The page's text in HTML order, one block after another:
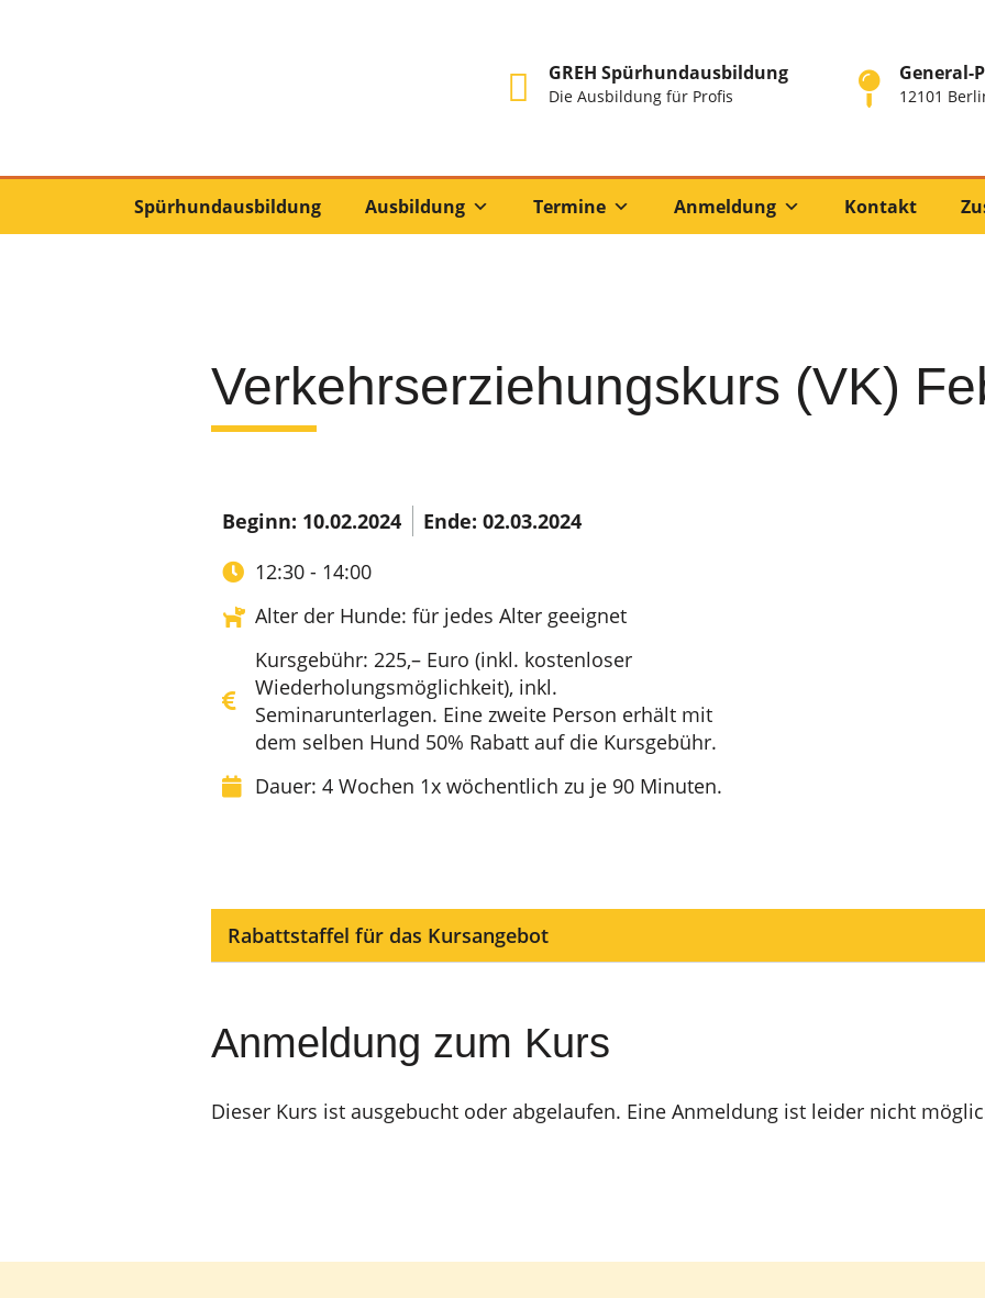
GREH Spürhundausbildung
Die Ausbildung für Profis
General-
12101
Spürhundausbildung Ausbildung Termine Anmeldung Kontakt
Verkehrserziehungskurs (VK)
Beginn: 10.02.2024
Ende: 02.03.2024
12:30 - 14:00
Alter der Hunde: für jedes Alter geeignet
Kursgebühr: 225,– Euro (inkl. kostenloser
Wiederholungsmöglichkeit), inkl.
Seminarunterlagen. Eine zweite Person erhält mit
dem selben Hund 50% Rabatt auf die Kursgebühr.
Dauer: 4 Wochen 1x wöchentlich zu je 90 Minuten.
Rabattstaffel für das Kursangebot
Anmeldung zum Kurs
Dieser Kurs ist ausgebucht oder abgelaufen. Eine Anmeldung ist leider nicht